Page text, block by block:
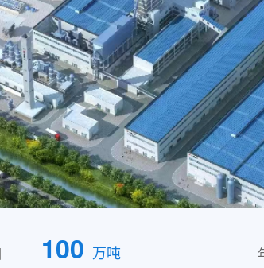
100 万吨